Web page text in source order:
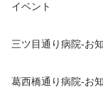
イベント
三ツ目通り病院-お
葛西橋通り病院-お